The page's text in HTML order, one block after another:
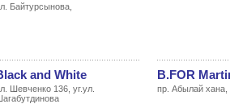
Байтурсынова,
and White
Шевченко 136, уг.ул.
B.FOR
пр. Абылай хана,